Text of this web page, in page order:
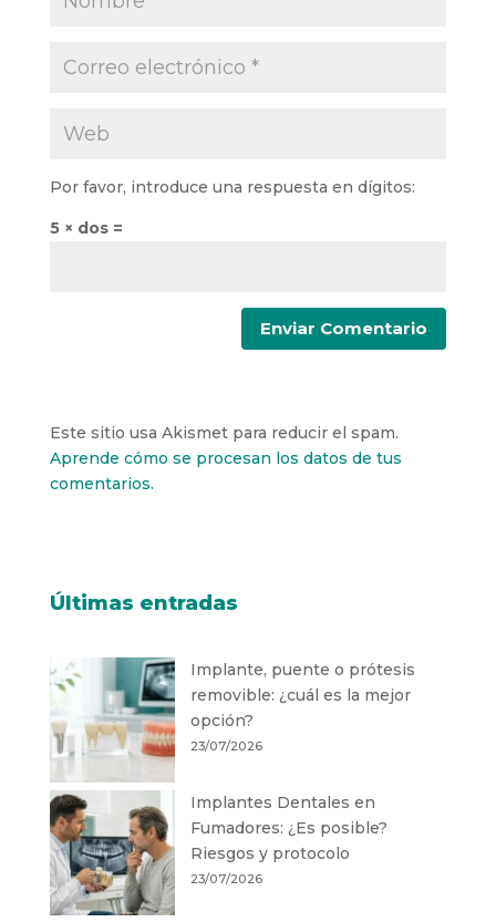
Por favor, introduce una respuesta en dígitos:
5 × dos =
Este sitio usa Akismet para reducir el spam.
Aprende cómo se procesan los datos de tus
comentarios.
Últimas entradas
Implante, puente o prótesis
removible: ¿cuál es la mejor
opción?
23/07/2026
Implantes Dentales en
Fumadores: ¿Es posible?
Riesgos y protocolo
23/07/2026